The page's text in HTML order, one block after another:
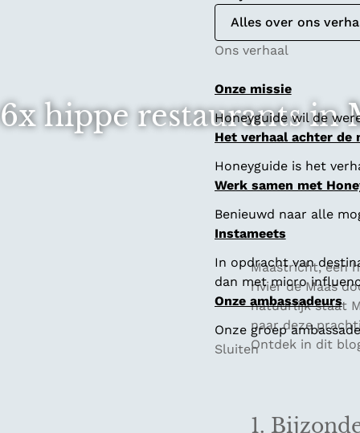
Alles over ons
Ons verhaal
Onze missie
Honeyguide wil de
Het verhaal achter de
Honeyguide is het
Werk samen met
Benieuwd naar alle
Instameets
In opdracht van
dan met micro
Onze ambassadeurs
Onze groep
Sluiten
6x hippe restaurants in
Maastricht, een
rivier de Maas
natuurlijk staat
naar deze
Ontdek in dit
1.